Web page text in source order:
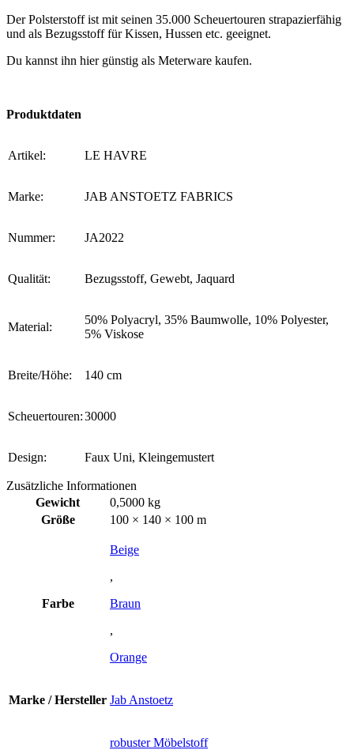
Der Polsterstoff ist mit seinen 35.000 Scheuertouren strapazierfähig
und als Bezugsstoff für Kissen, Hussen etc. geeignet.
Du kannst ihn hier günstig als Meterware kaufen.
Produktdaten
Artikel: LE HAVRE
Marke: JAB ANSTOETZ FABRICS
Nummer: JA2022
Qualität: Bezugsstoff, Gewebt, Jaquard
Material:
50% Polyacryl, 35% Baumwolle, 10% Polyester,
5% Viskose
Breite/Höhe: 140 cm
Scheuertouren:30000
Design: Faux Uni, Kleingemustert
Zusätzliche Informationen
Gewicht
0,5000 kg
Größe
100 × 140 × 100 m
Farbe
Beige
,
Braun
,
Orange
Marke / Hersteller Jab Anstoetz
robuster Möbelstoff